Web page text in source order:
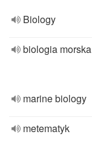
Biology
biologia morska
marine biology
metematyk